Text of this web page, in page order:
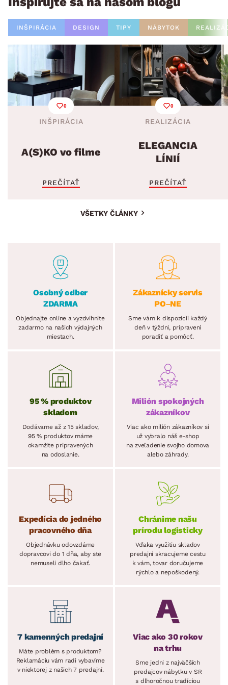
INŠPIRÁCIA DESIGN TIPY NÁBYTOK
0
INŠPIRÁCIA
A(S)KO vo filme
PREČÍTAŤ
0
REALIZÁCIA
ELEGANCIA
LÍNIÍ
PREČÍTAŤ
VŠETKY ČLÁNKY
Osobný odber
ZDARMA
Objednajte online a vyzdvihnite
zadarmo na našich výdajných
miestach.
Zákaznícky servis
PO–NE
Sme vám k dispozícii každý
deň v týždni, pripravení
poradiť a pomôcť.
95 % produktov
skladom
Dodávame až z 15 skladov,
95 % produktov máme
okamžite pripravených
na odoslanie.
Milión spokojných
zákazníkov
Viac ako milión zákazníkov si
už vybralo náš e-shop
na zveľadenie svojho domova
alebo záhrady.
Expedícia do jedného
pracovného dňa
Objednávku odovzdáme
dopravcovi do 1 dňa, aby ste
nemuseli dlho čakať.
Chránime našu
prírodu logisticky
Vďaka využitiu skladov
predajní skracujeme cestu
k vám, tovar doručujeme
rýchlo a nepoškodený.
7 kamenných predajní
Máte problém s produktom?
Reklamáciu vám radi vybavíme
v niektorej z našich 7 predajní.
Viac ako 30 rokov
na trhu
Sme jedni z najväčších
predajcov nábytku v SR
s dlhoročnou tradíciou